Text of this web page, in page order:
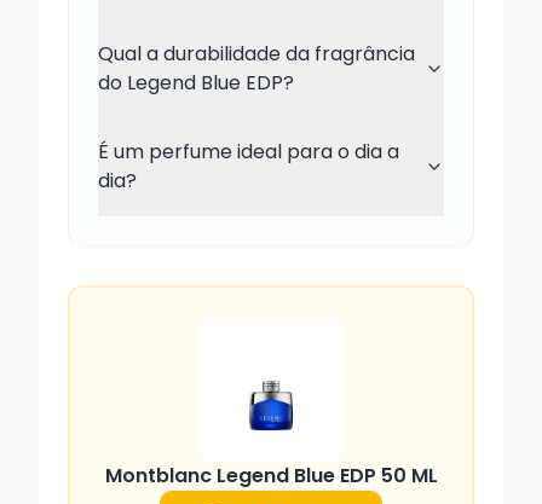
Qual a durabilidade da fragrância
do Legend Blue EDP?
É um perfume ideal para o dia a
dia?
Montblanc Legend Blue EDP 50 ML